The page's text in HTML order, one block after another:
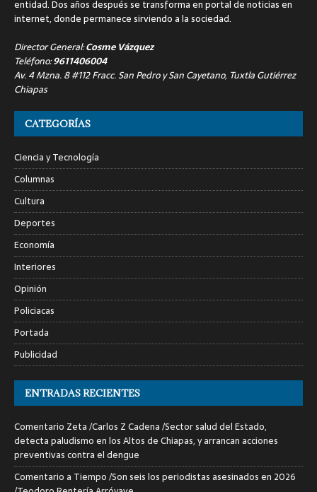
entidad. Dos años después se transforma en portal de noticias en
internet, donde permanece sirviendo a la sociedad.
Director General:Cosme Vázquez
Teléfono:9611406004
Av. 4 Mzna. 8 #112 Fracc. San Pedro y San Cayetano, Tuxtla Gutiérrez
Chiapas
CATEGORÍAS
Ciencia y Tecnología
Columnas
Cultura
Deportes
Economía
Interiores
Opinión
Policiacas
Portada
Publicidad
ENTRADAS RECIENTES
Comentario Zeta /Carlos Z Cadena /Sector salud del Estado,
detecta paludismo en los Altos de Chiapas, y arrancan acciones
preventivas contra el dengue
Comentario a Tiempo /Son seis los periodistas asesinados en 2026